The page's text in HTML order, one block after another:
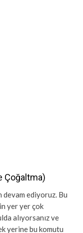
Çoğaltma)
devam ediyoruz. Bu
yer yer çok
alıyorsanız ve
yerine bu komutu